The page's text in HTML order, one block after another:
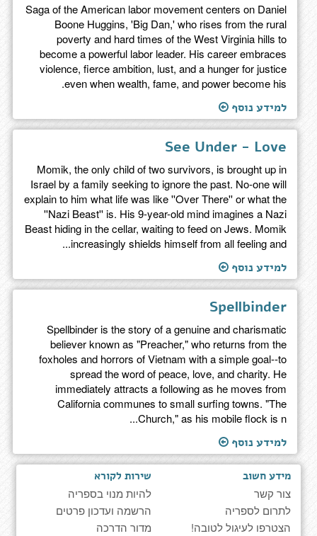
Saga of the American labor movement centers on Daniel
Boone Huggins, 'Big Dan,' who rises from the rural
poverty and hard times of the West Virginia hills to
become a powerful labor leader. His career embraces
violence, fierce ambition, lust, and a hunger for justice
even when wealth, fame, and power become his.
למידע נוסף
See Under - Love
Momik, the only child of two survivors, is brought up in
Israel by a family seeking to ignore the past. No-one will
explain to him what life was like ''Over There'' or what the
''Nazi Beast'' is. His 9-year-old mind imagines a Nazi
Beast hiding in the cellar, waiting to feed on Jews. Momik
increasingly shields himself from all feeling and...
למידע נוסף
Spellbinder
Spellbinder is the story of a genuine and charismatic
believer known as "Preacher," who returns from the
foxholes and horrors of Vietnam with a simple goal--to
spread the word of peace, love, and charity. He
immediately attracts a following as he moves from
California communes to small surfing towns. "The
Church," as his mobile flock is n...
למידע נוסף
מידע חשוב
צור קשר
לתרום לספריה
הצטרפו לעיגול לטובה!
שירות לקורא
להיות מנוי בספריה
הרשמה ועדכון פרטים
מדור הדרכה